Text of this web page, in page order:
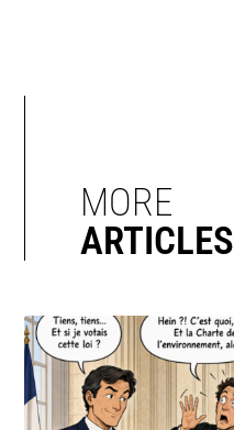
MORE
ARTICLES